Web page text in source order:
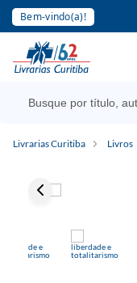
Bem-vindo(a)!
Livrarias Curitiba Livros